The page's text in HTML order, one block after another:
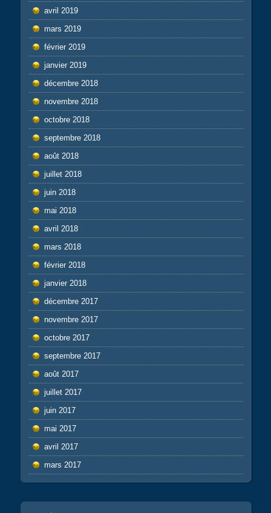
avril 2019
mars 2019
février 2019
janvier 2019
décembre 2018
novembre 2018
octobre 2018
septembre 2018
août 2018
juillet 2018
juin 2018
mai 2018
avril 2018
mars 2018
février 2018
janvier 2018
décembre 2017
novembre 2017
octobre 2017
septembre 2017
août 2017
juillet 2017
juin 2017
mai 2017
avril 2017
mars 2017